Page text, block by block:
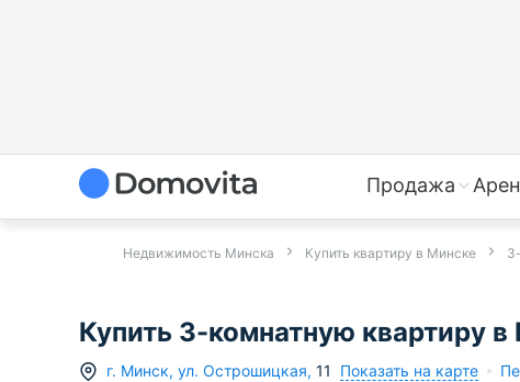
Продажа
Недвижимость Минска Купить квартиру в Минске
Купить 3-комнатную квартиру
г. Минск, ул. Острошицкая, 11 Показать на карте